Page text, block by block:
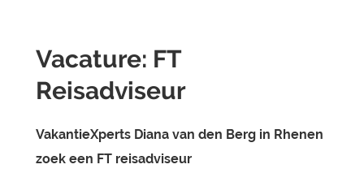
Vacature: FT
Reisadviseur
VakantieXperts Diana van den Berg in Rhenen
zoek een FT reisadviseur